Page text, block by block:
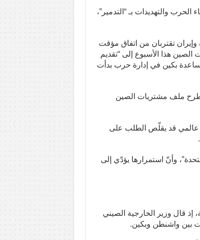
والتهديدات بـ “التدمير”،
وإيران تقتربان من اتفاق مؤقت
هذا الأسبوع إلى “تقديم
بكين في إدارة حرب بدأت
طرح ملف مشتريات الصين
عالمي قد يقلّص الطلب على
وأنّ استمرارها يؤدّي إلى
إذ قال وزير الخارجية الصيني
بين واشنطن وبكين.